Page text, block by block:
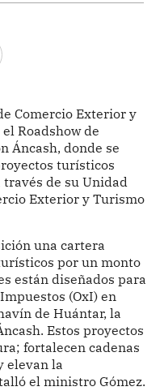
Comercio Exterior y
Roadshow de
Áncash, donde se
turísticos
de su Unidad
Exterior y Turismo
una cartera
por un monto
están diseñados para
(OxI) en
de Huántar, la
Estos proyectos
fortalecen cadenas
elevan la
el ministro Gómez.